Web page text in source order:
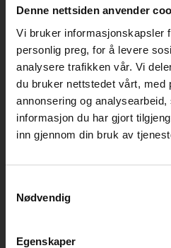
Denne nettsiden anvender
Vi bruker informasjonskapsler
personlig preg, for å levere
analysere trafikken vår. Vi
du bruker nettstedet vårt, med
annonsering og
informasjon du har gjort
inn gjennom din bruk av
Nødvendig
Egenskaper
Ekteparene fra Løten og
campingvogner. Venner fra
gode tilbudene i butikken.
foreldre fra Vallset. Og alle
Bli med på
2020